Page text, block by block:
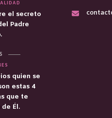
el secreto
Padre
quien se
estas 4
que te
Él.